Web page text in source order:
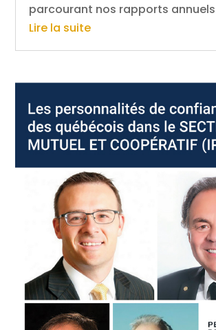
parcourant nos rapports
Lire la suite